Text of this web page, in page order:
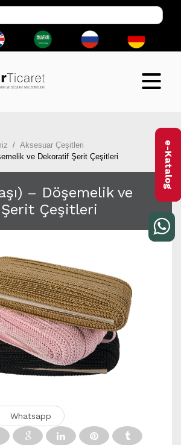
Aksesuar Çeşitleri
ve Dekoratif Şerit Çeşitleri
– Döşemelik ve
Çeşitleri
Whatsapp
e-Katalog